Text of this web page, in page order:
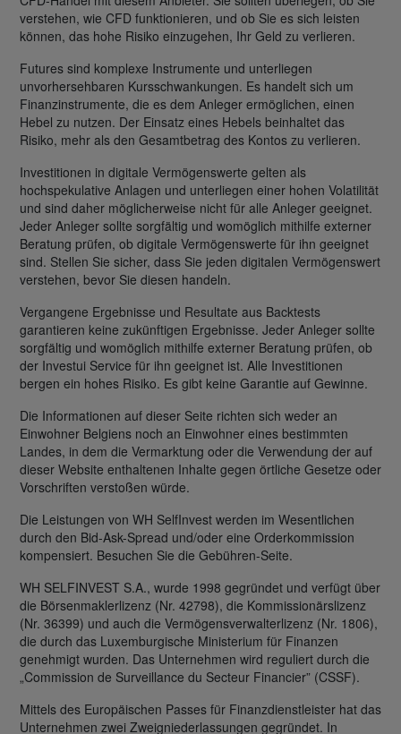
verstehen, wie CFD funktionieren, und ob Sie es sich leisten
können, das hohe Risiko einzugehen, Ihr Geld zu verlieren.
Futures sind komplexe Instrumente und unterliegen
unvorhersehbaren Kursschwankungen. Es handelt sich um
Finanzinstrumente, die es dem Anleger ermöglichen, einen
Hebel zu nutzen. Der Einsatz eines Hebels beinhaltet das
Risiko, mehr als den Gesamtbetrag des Kontos zu verlieren.
Investitionen in digitale Vermögenswerte gelten als
hochspekulative Anlagen und unterliegen einer hohen Volatilität
und sind daher möglicherweise nicht für alle Anleger geeignet.
Jeder Anleger sollte sorgfältig und womöglich mithilfe externer
Beratung prüfen, ob digitale Vermögenswerte für ihn geeignet
sind. Stellen Sie sicher, dass Sie jeden digitalen Vermögenswert
verstehen, bevor Sie diesen handeln.
Vergangene Ergebnisse und Resultate aus Backtests
garantieren keine zukünftigen Ergebnisse. Jeder Anleger sollte
sorgfältig und womöglich mithilfe externer Beratung prüfen, ob
der Investui Service für ihn geeignet ist. Alle Investitionen
bergen ein hohes Risiko. Es gibt keine Garantie auf Gewinne.
Die Informationen auf dieser Seite richten sich weder an
Einwohner Belgiens noch an Einwohner eines bestimmten
Landes, in dem die Vermarktung oder die Verwendung der auf
dieser Website enthaltenen Inhalte gegen örtliche Gesetze oder
Vorschriften verstoßen würde.
Die Leistungen von WH SelfInvest werden im Wesentlichen
durch den Bid-Ask-Spread und/oder eine Orderkommission
kompensiert. Besuchen Sie die Gebühren-Seite.
WH SELFINVEST S.A., wurde 1998 gegründet und verfügt über
die Börsenmaklerlizenz (Nr. 42798), die Kommissionärslizenz
(Nr. 36399) und auch die Vermögensverwalterlizenz (Nr. 1806),
die durch das Luxemburgische Ministerium für Finanzen
genehmigt wurden. Das Unternehmen wird reguliert durch die
„Commission de Surveillance du Secteur Financier” (CSSF).
Mittels des Europäischen Passes für Finanzdienstleister hat das
Unternehmen zwei Zweigniederlassungen gegründet. In